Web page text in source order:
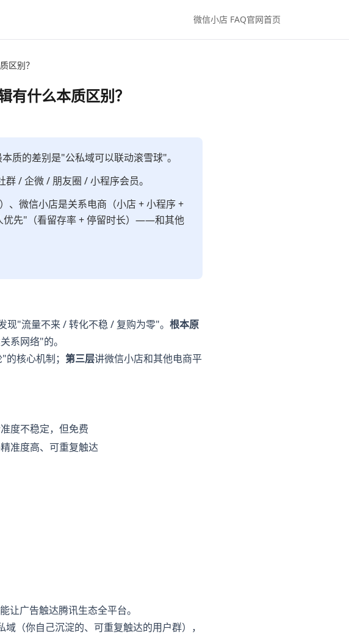
微信小店 FAQ官网首页
区别？
有什么本质区别？
质的差别是"公私域可以联动滚雪球"。
/ 企微 / 朋友圈 / 小程序会员。
微信小店是关系电商（小店 + 小程序 +
先"（看留存率 + 停留时长）——和其他
"流量不来 / 转化不稳 / 复购为零"。 根本原
系网络"的。
核心机制； 第三层讲微信小店和其他电商平
度不稳定，但免费
准度高、可重复触达
广告触达腾讯生态全平台。
（你自己沉淀的、可重复触达的用户群），